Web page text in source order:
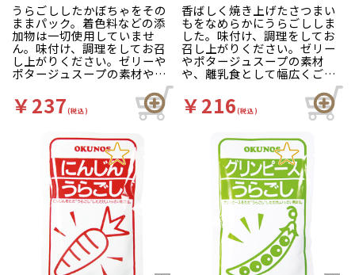
うらごししたかぼちゃをその
ままパック。着色料などの添
加物は一切使用していませ
ん。味付け、調理をしてお召
し上がりください。ゼリーや
ポタージュスープの素材や、
離乳食として幅広くご利用い
ただけます。
￥237(税込)
香ばしく焼き上げたさつまい
もをなめらかにうらごししま
した。味付け、調理をしてお
召し上がりください。ゼリー
やポタージュスープの素材
や、離乳食として幅広くご利
￥216(税込)